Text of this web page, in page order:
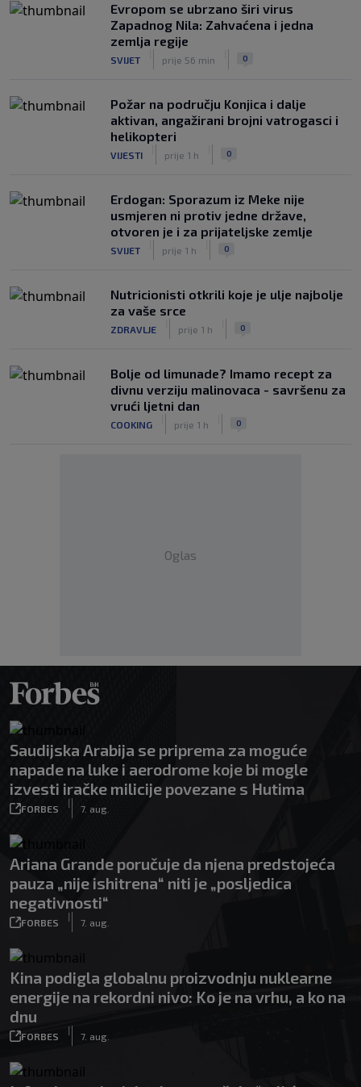
Evropom se ubrzano širi virus
Zapadnog Nila: Zahvaćena i jedna
zemlja regije
SVIJET prije 56 min 0
Požar na području Konjica i dalje
aktivan, angažirani brojni vatrogasci i
helikopteri
VIJESTI prije 1 h 0
Erdogan: Sporazum iz Meke nije
usmjeren ni protiv jedne države,
otvoren je i za prijateljske zemlje
SVIJET prije 1 h 0
Nutricionisti otkrili koje je ulje najbolje
za vaše srce
ZDRAVLJE prije 1 h 0
Bolje od limunade? Imamo recept za
divnu verziju malinovaca - savršenu za
vrući ljetni dan
COOKING prije 1 h 0
Oglas
Saudijska Arabija se priprema za moguće
napade na luke i aerodrome koje bi mogle
izvesti iračke milicije povezane s Hutima
FORBES
|
7. aug.
Ariana Grande poručuje da njena predstojeća
pauza „nije ishitrena“ niti je „posljedica
negativnosti“
FORBES
|
7. aug.
Kina podigla globalnu proizvodnju nuklearne
energije na rekordni nivo: Ko je na vrhu, a ko na
dnu
FORBES
|
7. aug.